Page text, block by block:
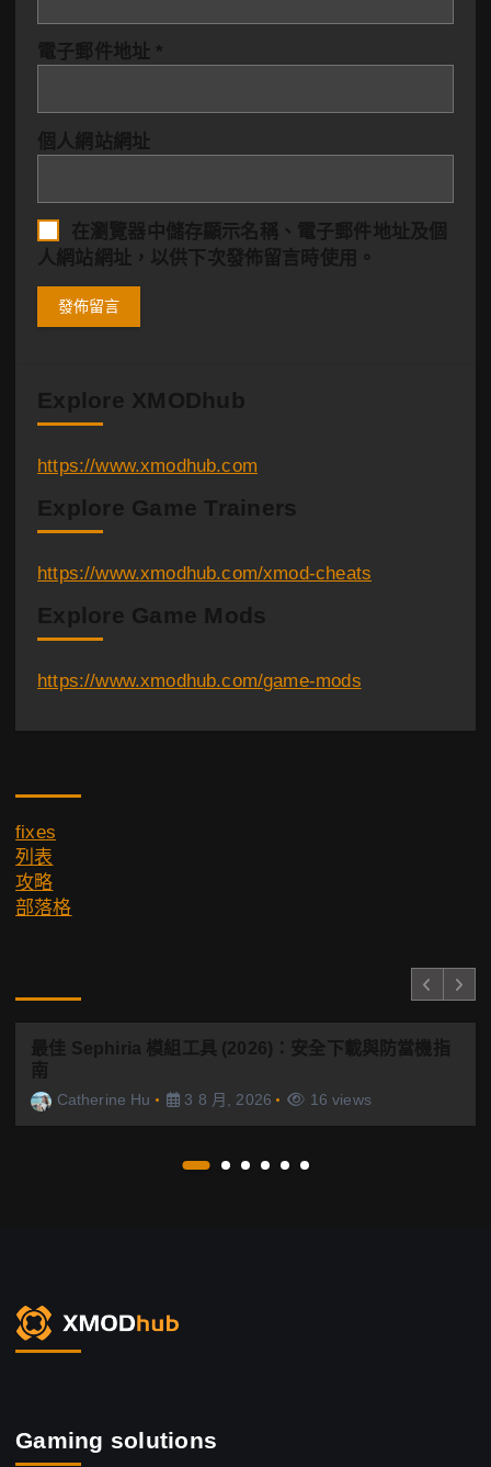
電子郵件地址 *
個人網站網址
在瀏覽器 中儲存顯示名稱、電子郵件地址及個
人網站網址，以供下次發佈留言時使用。
Explore XMODhub
https://www.xmodhub.com
Explore Game Trainers
https://www.xmodhub.com/xmod-cheats
Explore Game Mods
https://www.xmodhub.com/game-mods
fixes
列表
攻略
部落格
最佳 Sephiria 模組工具 (2026)：安全下載與防當機指
南
Catherine Hu 3 8 月, 2026 16 views
Gaming solutions